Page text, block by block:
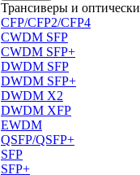
Трансиверы и
CFP/CFP2/CFP4
CWDM SFP
CWDM SFP+
DWDM SFP
DWDM SFP+
DWDM X2
DWDM XFP
EWDM
QSFP/QSFP+
SFP
SFP+